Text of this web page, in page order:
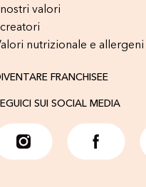
valori
nutrizionale e allergeni
FRANCHISEE
SUI SOCIAL MEDIA